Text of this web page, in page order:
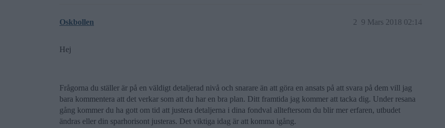
Oskbollen 9 Mars 2018 02:14
2
Hej
Frågorna du ställer är på en väldigt detaljerad nivå och snarare än att göra en ansats på att svara på dem vill jag
bara kommentera att det verkar som att du har en bra plan. Ditt framtida jag kommer att tacka dig. Under resana
gång kommer du ha gott om tid att justera detaljerna i dina fondval allteftersom du blir mer erfaren, utbudet
ändras eller din sparhorisont justeras. Det viktiga idag är att komma igång.